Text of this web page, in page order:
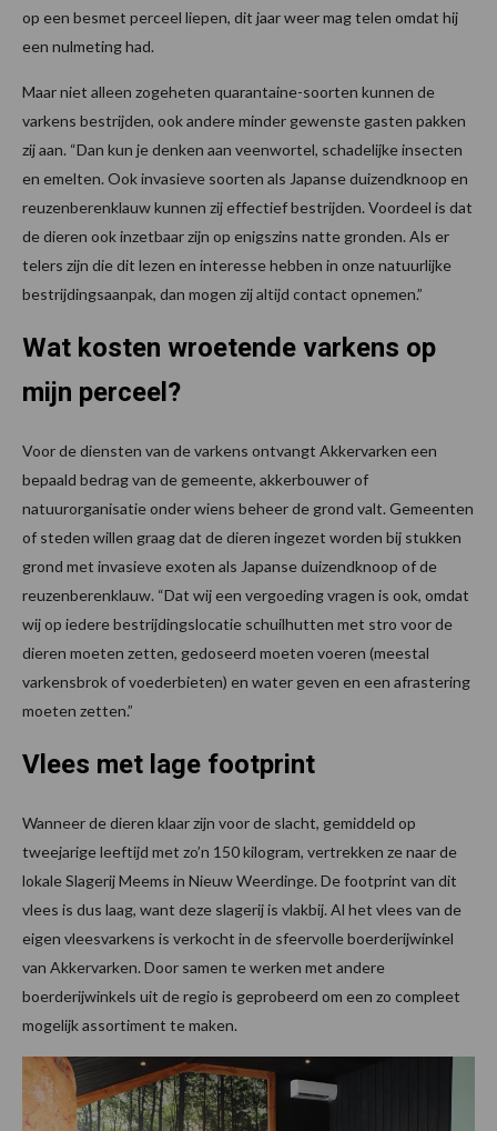
op een besmet perceel liepen, dit jaar weer mag telen omdat hij
een nulmeting had.
Maar niet alleen zogeheten quarantaine-soorten kunnen de
varkens bestrijden, ook andere minder gewenste gasten pakken
zij aan. “Dan kun je denken aan veenwortel, schadelijke insecten
en emelten. Ook invasieve soorten als Japanse duizendknoop en
reuzenberenklauw kunnen zij effectief bestrijden. Voordeel is dat
de dieren ook inzetbaar zijn op enigszins natte gronden. Als er
telers zijn die dit lezen en interesse hebben in onze natuurlijke
bestrijdingsaanpak, dan mogen zij altijd contact opnemen.”
Wat kosten wroetende varkens op
mijn perceel?
Voor de diensten van de varkens ontvangt Akkervarken een
bepaald bedrag van de gemeente, akkerbouwer of
natuurorganisatie onder wiens beheer de grond valt. Gemeenten
of steden willen graag dat de dieren ingezet worden bij stukken
grond met invasieve exoten als Japanse duizendknoop of de
reuzenberenklauw. “Dat wij een vergoeding vragen is ook, omdat
wij op iedere bestrijdingslocatie schuilhutten met stro voor de
dieren moeten zetten, gedoseerd moeten voeren (meestal
varkensbrok of voederbieten) en water geven en een afrastering
moeten zetten.”
Vlees met lage footprint
Wanneer de dieren klaar zijn voor de slacht, gemiddeld op
tweejarige leeftijd met zo’n 150 kilogram, vertrekken ze naar de
lokale Slagerij Meems in Nieuw Weerdinge. De footprint van dit
vlees is dus laag, want deze slagerij is vlakbij. Al het vlees van de
eigen vleesvarkens is verkocht in de sfeervolle boerderijwinkel
van Akkervarken. Door samen te werken met andere
boerderijwinkels uit de regio is geprobeerd om een zo compleet
mogelijk assortiment te maken.